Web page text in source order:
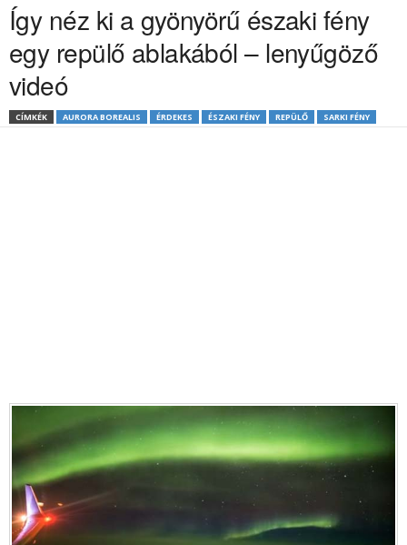
Így néz ki a gyönyörű északi fény
egy repülő ablakából – lenyűgöző
videó
CÍMKÉK AURORA BOREALIS ÉRDEKES ÉSZAKI FÉNY REPÜLŐ SARKI FÉNY